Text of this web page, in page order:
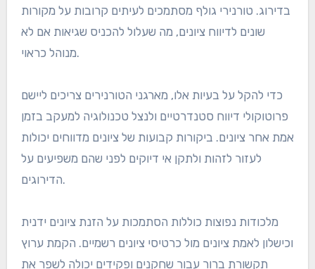
בדירוג. טורנירי גולף מסתמכים לעיתים קרובות על מקורות
שונים לדיווח ציונים, מה שעלול להכניס שגיאות אם לא
מנוהל כראוי.
כדי להקל על בעיות אלו, מארגני הטורנירים צריכים ליישם
פרוטוקולי דיווח סטנדרטיים ולנצל טכנולוגיה למעקב בזמן
אמת אחר ציונים. ביקורות קבועות של ציונים מדווחים יכולות
לעזור לזהות ולתקן אי דיוקים לפני שהם משפיעים על
הדירוגים.
מלכודות נפוצות כוללות הסתמכות על הזנת ציונים ידנית
וכישלון לאמת ציונים מול כרטיסי ציונים רשמיים. הקמת ערוץ
תקשורת ברור עבור שחקנים ופקידים יכולה לשפר את